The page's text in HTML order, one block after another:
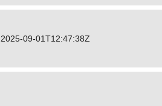
2025-09-01T12:47:38Z